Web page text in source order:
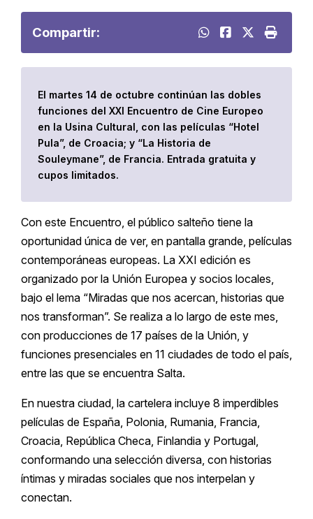
Compartir:
El martes 14 de octubre continúan las dobles
funciones del XXI Encuentro de Cine Europeo
en la Usina Cultural, con las películas “Hotel
Pula”, de Croacia; y “La Historia de
Souleymane”, de Francia. Entrada gratuita y
cupos limitados.
Con este Encuentro, el público salteño tiene la
oportunidad única de ver, en pantalla grande, películas
contemporáneas europeas. La XXI edición es
organizado por la Unión Europea y socios locales,
bajo el lema “Miradas que nos acercan, historias que
nos transforman”. Se realiza a lo largo de este mes,
con producciones de 17 países de la Unión, y
funciones presenciales en 11 ciudades de todo el país,
entre las que se encuentra Salta.
En nuestra ciudad, la cartelera incluye 8 imperdibles
películas de España, Polonia, Rumania, Francia,
Croacia, República Checa, Finlandia y Portugal,
conformando una selección diversa, con historias
íntimas y miradas sociales que nos interpelan y
conectan.